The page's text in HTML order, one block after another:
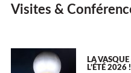
Visites &
LA
L’ÉTÉ 2026 !